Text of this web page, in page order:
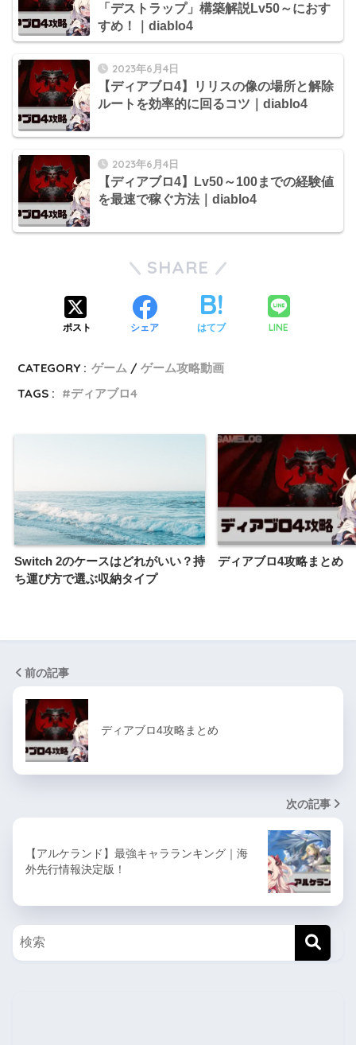
「デストラップ」構築解説Lv50～におす
すめ！｜diablo4
2023年6月4日
【ディアブロ4】リリスの像の場所と解除
ルートを効率的に回るコツ｜diablo4
2023年6月4日
【ディアブロ4】Lv50～100までの経験値
を最速で稼ぐ方法｜diablo4
SHARE
ポスト シェア はてブ LINE
CATEGORY : ゲーム
ゲーム攻略動画
TAGS :
ディアブロ4
Switch 2のケースはどれがいい？持
ち運び方で選ぶ収納タイプ
ディアブロ4攻略まとめ
前の記事
ディアブロ4攻略まとめ
次の記事
【アルケランド】最強キャラランキング｜海
外先行情報決定版！